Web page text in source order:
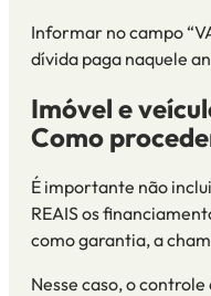
Informar no campo
dívida paga naquele
Imóvel e
Como
É importante não
REAIS os
como garantia, a
Nesse caso, o